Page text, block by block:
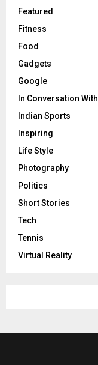
Featured
Fitness
Food
Gadgets
Google
In Conversation With
Indian Sports
Inspiring
Life Style
Photography
Politics
Short Stories
Tech
Tennis
Virtual Reality